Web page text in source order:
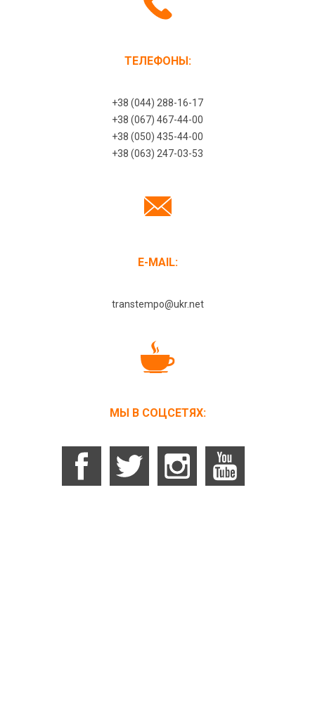
ТЕЛЕФОНЫ:
+38 (044) 288-16-17
+38 (067) 467-44-00
+38 (050) 435-44-00
+38 (063) 247-03-53
E-MAIL:
transtempo@ukr.net
МЫ В СОЦСЕТЯХ: